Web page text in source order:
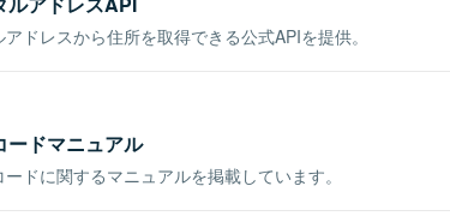
ドレスから住所を取得できる公式APIを提供。
ードマニュアル
ドに関するマニュアルを掲載しています。